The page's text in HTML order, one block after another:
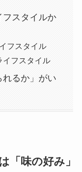
フスタイルか
フスタイル
イフスタイル
れるか」がい
「味の好み」